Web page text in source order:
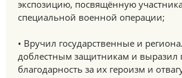
экспозицию, посвящённую
специальной военной операции;
• Вручил государственные и
доблестным защитникам и выразил
благодарность за их героизм и